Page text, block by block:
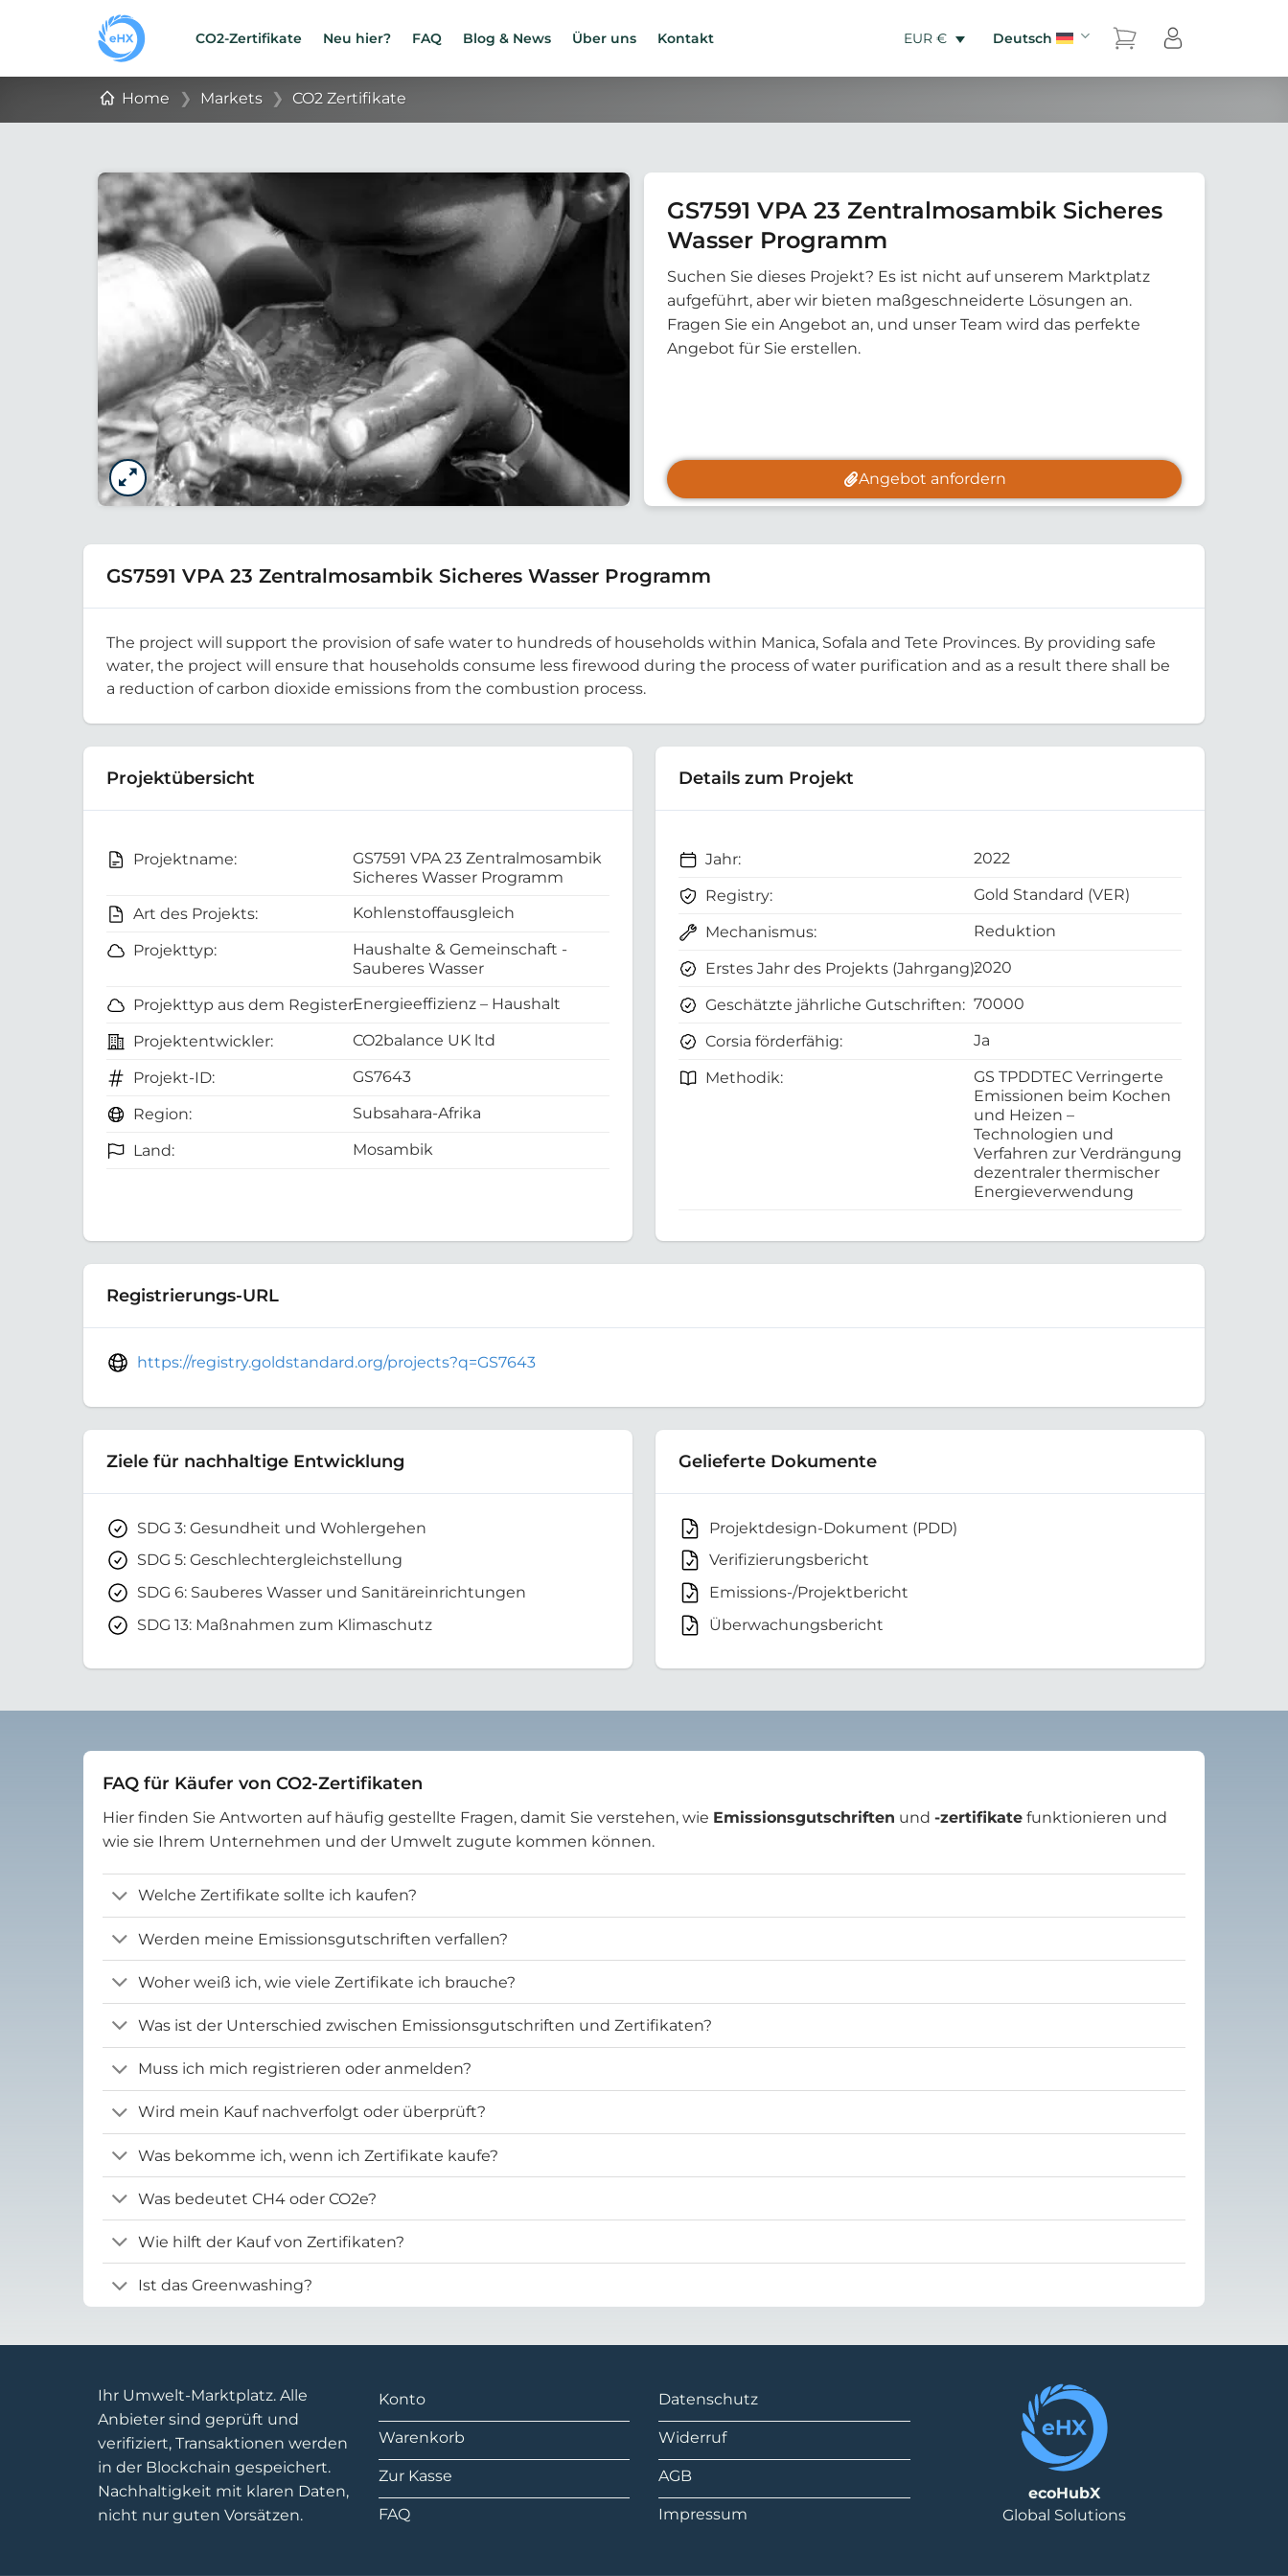
CO2-Zertifikate Neu hier? FAQ Blog & News Über uns Kontakt EUR € Deutsch
Home ❯ Markets ❯ CO2 Zertifikate
GS7591 VPA 23 Zentralmosambik Sicheres
Wasser Programm
Suchen Sie dieses Projekt? Es ist nicht auf unserem Marktplatz
aufgeführt, aber wir bieten maßgeschneiderte Lösungen an.
Fragen Sie ein Angebot an, und unser Team wird das perfekte
Angebot für Sie erstellen.
Angebot anfordern
GS7591 VPA 23 Zentralmosambik Sicheres Wasser Programm
The project will support the provision of safe water to hundreds of households within Manica, Sofala and Tete Provinces. By providing safe
water, the project will ensure that households consume less firewood during the process of water purification and as a result there shall be
a reduction of carbon dioxide emissions from the combustion process.
Projektübersicht
Projektname:
GS7591 VPA 23 Zentralmosambik
Sicheres Wasser Programm
Art des Projekts:
Kohlenstoffausgleich
Projekttyp:
Haushalte & Gemeinschaft -
Sauberes Wasser
Projekttyp aus dem Register:Energieeffizienz – Haushalt
Projektentwickler: CO2balance UK ltd
Projekt-ID: GS7643
Region: Subsahara-Afrika
Land: Mosambik
Details zum Projekt
Jahr: 2022
Registry: Gold Standard (VER)
Mechanismus: Reduktion
Erstes Jahr des Projekts (Jahrgang):2020
Geschätzte jährliche Gutschriften: 70000
Corsia förderfähig: Ja
Methodik:
GS TPDDTEC Verringerte
Emissionen beim Kochen
und Heizen –
Technologien und
Verfahren zur Verdrängung
dezentraler thermischer
Energieverwendung
Registrierungs-URL
https://registry.goldstandard.org/projects?q=GS7643
Ziele für nachhaltige Entwicklung
SDG 3: Gesundheit und Wohlergehen
SDG 5: Geschlechtergleichstellung
SDG 6: Sauberes Wasser und Sanitäreinrichtungen
SDG 13: Maßnahmen zum Klimaschutz
Gelieferte Dokumente
Projektdesign-Dokument (PDD)
Verifizierungsbericht
Emissions-/Projektbericht
Überwachungsbericht
FAQ für Käufer von CO2-Zertifikaten
Hier finden Sie Antworten auf häufig gestellte Fragen, damit Sie verstehen, wie Emissionsgutschriften und -zertifikate funktionieren und
wie sie Ihrem Unternehmen und der Umwelt zugute kommen können.
Welche Zertifikate sollte ich kaufen?
Werden meine Emissionsgutschriften verfallen?
Woher weiß ich, wie viele Zertifikate ich brauche?
Was ist der Unterschied zwischen Emissionsgutschriften und Zertifikaten?
Muss ich mich registrieren oder anmelden?
Wird mein Kauf nachverfolgt oder überprüft?
Was bekomme ich, wenn ich Zertifikate kaufe?
Was bedeutet CH4 oder CO2e?
Wie hilft der Kauf von Zertifikaten?
Ist das Greenwashing?
Ihr Umwelt-Marktplatz. Alle
Anbieter sind geprüft und
verifiziert, Transaktionen werden
in der Blockchain gespeichert.
Nachhaltigkeit mit klaren Daten,
nicht nur guten Vorsätzen.
Konto
Warenkorb
Zur Kasse
FAQ
Datenschutz
Widerruf
AGB
Impressum
ecoHubX
Global Solutions